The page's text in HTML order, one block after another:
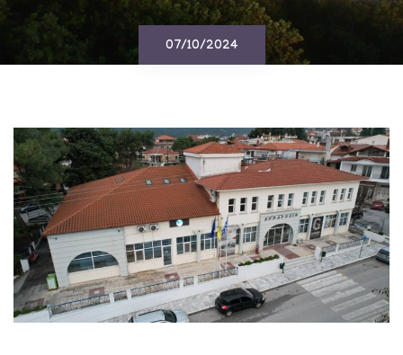
07/10/2024